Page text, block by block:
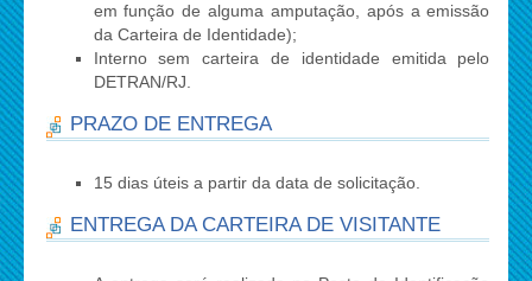
em função de alguma amputação, após a emissão
da Carteira de Identidade);
Interno sem carteira de identidade emitida pelo
DETRAN/RJ.
PRAZO DE ENTREGA
15 dias úteis a partir da data de solicitação.
ENTREGA DA CARTEIRA DE VISITANTE